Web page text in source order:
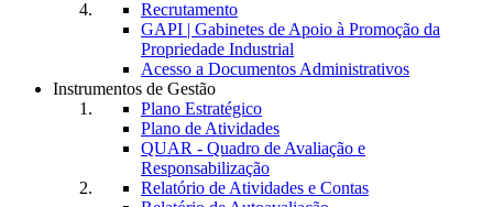
Recrutamento
GAPI | Gabinetes de Apoio à Promoção da
Propriedade Industrial
Acesso a Documentos Administrativos
Instrumentos de Gestão
Plano Estratégico
Plano de Atividades
QUAR - Quadro de Avaliação e
Responsabilização
Relatório de Atividades e Contas